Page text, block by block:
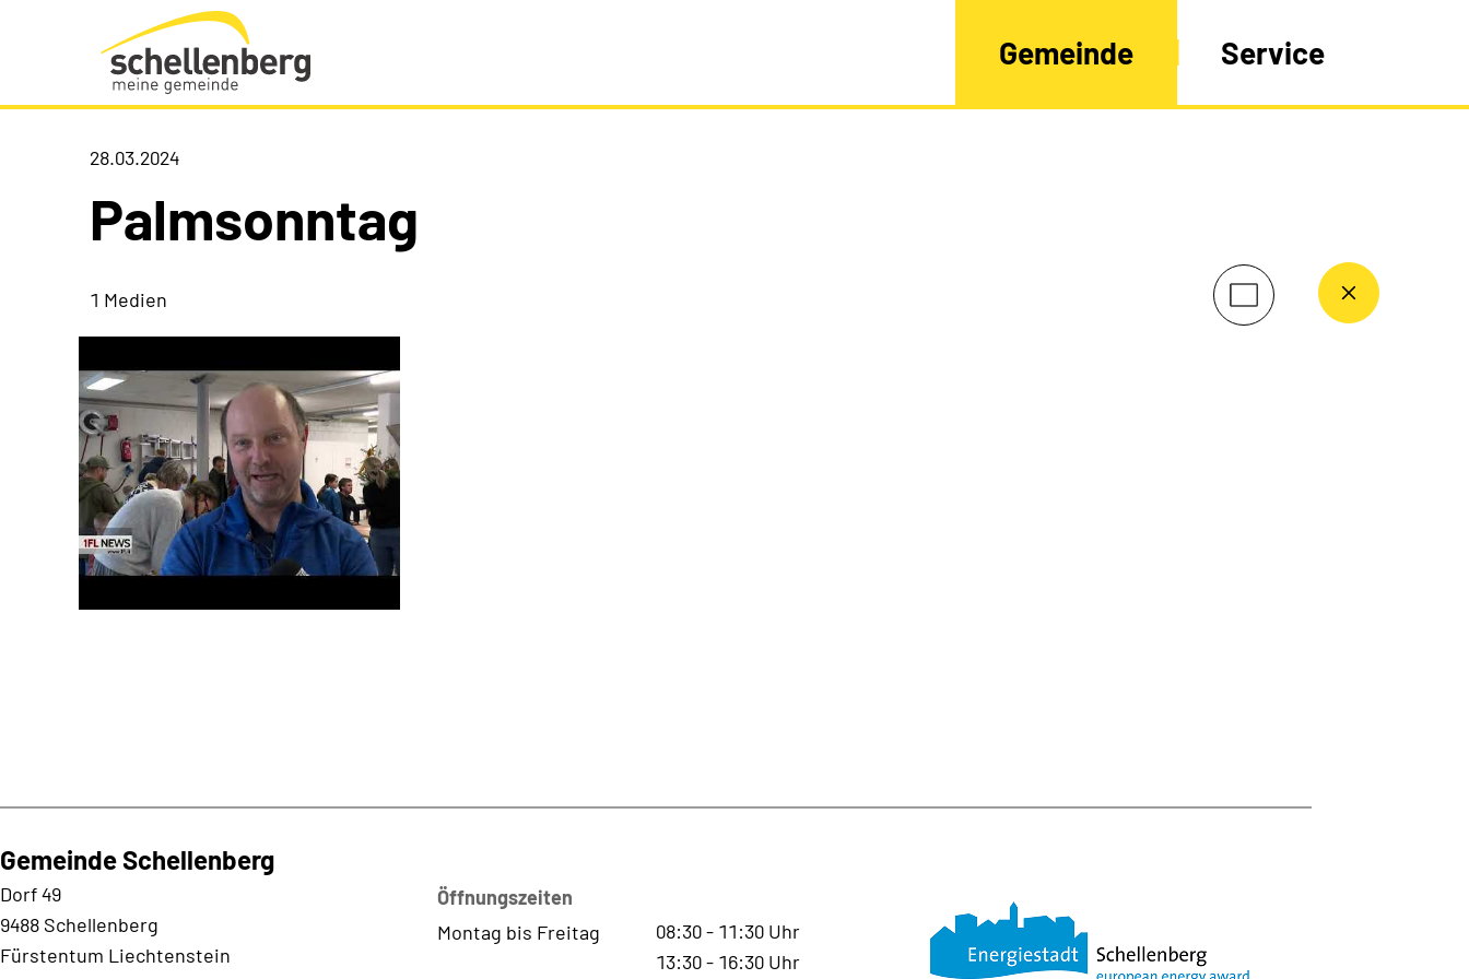
Gemeinde Schellenberg Startseite
Gemeinde Service
28.03.2024
Palmsonntag
1 Medien
Gemeinde Schellenberg
Dorf 49
9488 Schellenberg
Fürstentum Liechtenstein
Öffnungszeiten
Montag bis Freitag
08:30- 11:30 Uhr
13:30- 16:30 Uhr